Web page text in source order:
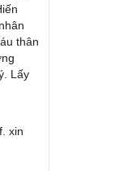
thân
Lấy
xin